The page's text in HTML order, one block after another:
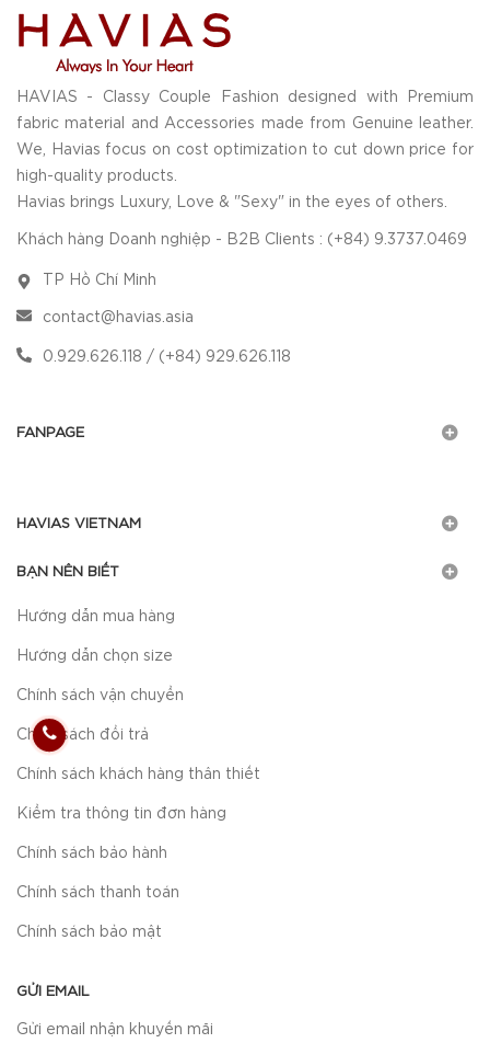
HAVIAS - Classy Couple Fashion designed with Premium
fabric material and Accessories made from Genuine leather.
We, Havias focus on cost optimization to cut down price for
high-quality products.
Havias brings Luxury, Love & "Sexy" in the eyes of others.
Khách hàng Doanh nghiệp - B2B Clients : (+84) 9.3737.0469
TP Hồ Chí Minh
contact@havias.asia
0.929.626.118 / (+84) 929.626.118
FANPAGE
HAVIAS VIETNAM
BẠN NÊN BIẾT
Hướng dẫn mua hàng
Hướng dẫn chọn size
Chính sách vận chuyển
Chính sách đổi trả
Chính sách khách hàng thân thiết
Kiểm tra thông tin đơn hàng
Chính sách bảo hành
Chính sách thanh toán
Chính sách bảo mật
GỬI EMAIL
Gửi email nhận khuyến mãi